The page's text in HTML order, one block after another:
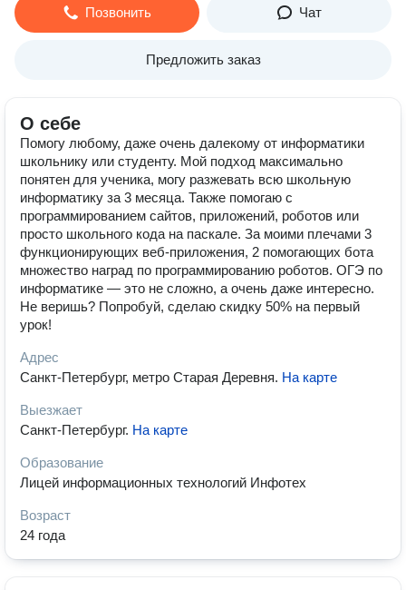
Позвонить Чат
Предложить заказ
О себе
Помогу любому, даже очень далекому от информатики
школьнику или студенту. Мой подход максимально
понятен для ученика, могу разжевать всю школьную
информатику за 3 месяца. Также помогаю с
программированием сайтов, приложений, роботов или
просто школьного кода на паскале. За моими плечами 3
функционирующих веб-приложения, 2 помогающих бота
множество наград по программированию роботов. ОГЭ по
информатике — это не сложно, а очень даже интересно.
Не веришь? Попробуй, сделаю скидку 50% на первый
урок!
Адрес
Санкт-Петербург, метро Старая Деревня. На карте
Выезжает
Санкт-Петербург. На карте
Образование
Лицей информационных технологий Инфотех
Возраст
24 года